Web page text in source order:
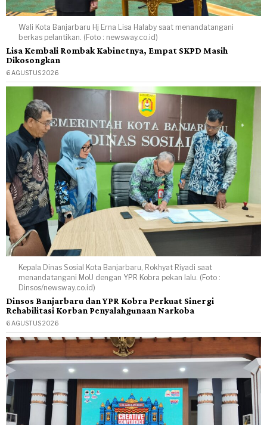
Wali Kota Banjarbaru Hj Erna Lisa Halaby saat menandatangani
berkas pelantikan. (Foto : newsway.co.id)
Lisa Kembali Rombak Kabinetnya, Empat SKPD Masih
Dikosongkan
6 AGUSTUS 2026
Kepala Dinas Sosial Kota Banjarbaru, Rokhyat Riyadi saat
menandatangani MoU dengan YPR Kobra pekan lalu. (Foto :
Dinsos/newsway.co.id)
Dinsos Banjarbaru dan YPR Kobra Perkuat Sinergi
Rehabilitasi Korban Penyalahgunaan Narkoba
6 AGUSTUS 2026